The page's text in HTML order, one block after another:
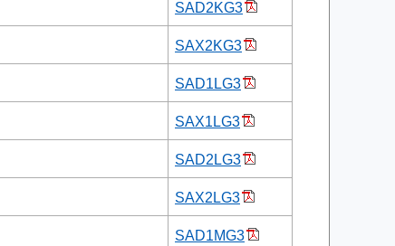
SAD2KG3
SAX2KG3
SAD1LG3
SAX1LG3
SAD2LG3
SAX2LG3
SAD1MG3